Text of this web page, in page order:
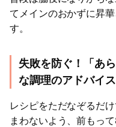
てメインのおかずに昇
す。
失敗を防ぐ！「あ
な調理のアドバイス
レシピをただなぞるだ
まわないよう、前もっ